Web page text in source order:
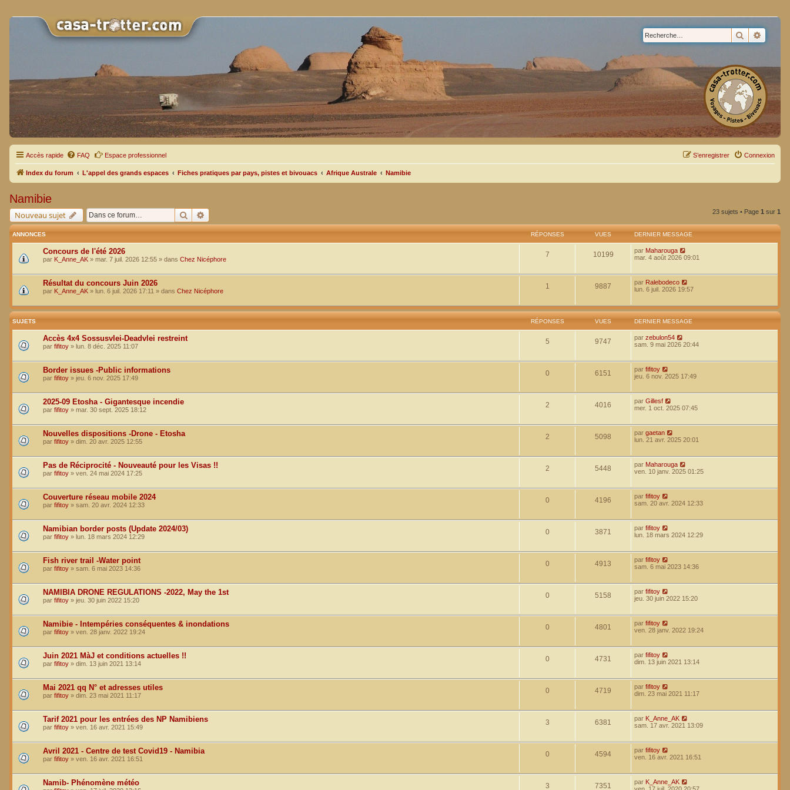
Rechercher
Accès rapide FAQ Espace professionnel Connexion
S’enregistrer
Index du forum L'appel des grands espaces Fiches pratiques par pays, pistes et bivouacs Afrique Australe Namibie
Namibie
Nouveau sujet Rechercher 23 sujets • Page 1 sur 1
ANNONCES RÉPONSES VUES DERNIER MESSAGE
Concours de l'été 2026
par K_Anne_AK » mar. 7 juil. 2026 12:55 » dans Chez Nicéphore
7 10199 par Maharouga
mar. 4 août 2026 09:01
Résultat du concours Juin 2026
par K_Anne_AK » lun. 6 juil. 2026 17:11 » dans Chez Nicéphore
1 9887 par Ralebodeco
lun. 6 juil. 2026 19:57
SUJETS RÉPONSES VUES DERNIER MESSAGE
Accès 4x4 Sossusvlei-Deadvlei restreint
par fifitoy » lun. 8 déc. 2025 11:07
5 9747 par zebulon54
sam. 9 mai 2026 20:44
Border issues -Public informations
par fifitoy » jeu. 6 nov. 2025 17:49
0 6151 par fifitoy
jeu. 6 nov. 2025 17:49
2025-09 Etosha - Gigantesque incendie
par fifitoy » mar. 30 sept. 2025 18:12
2 4016 par Gillesf
mer. 1 oct. 2025 07:45
Nouvelles dispositions -Drone - Etosha
par fifitoy » dim. 20 avr. 2025 12:55
2 5098 par gaetan
lun. 21 avr. 2025 20:01
Pas de Réciprocité - Nouveauté pour les Visas !!
par fifitoy » ven. 24 mai 2024 17:25
2 5448 par Maharouga
ven. 10 janv. 2025 01:25
Couverture réseau mobile 2024
par fifitoy » sam. 20 avr. 2024 12:33
0 4196 par fifitoy
sam. 20 avr. 2024 12:33
Namibian border posts (Update 2024/03)
par fifitoy » lun. 18 mars 2024 12:29
0 3871 par fifitoy
lun. 18 mars 2024 12:29
Fish river trail -Water point
par fifitoy » sam. 6 mai 2023 14:36
0 4913 par fifitoy
sam. 6 mai 2023 14:36
NAMIBIA DRONE REGULATIONS -2022, May the 1st
par fifitoy » jeu. 30 juin 2022 15:20
0 5158 par fifitoy
jeu. 30 juin 2022 15:20
Namibie - Intempéries conséquentes & inondations
par fifitoy » ven. 28 janv. 2022 19:24
0 4801 par fifitoy
ven. 28 janv. 2022 19:24
Juin 2021 MàJ et conditions actuelles !!
par fifitoy » dim. 13 juin 2021 13:14
0 4731 par fifitoy
dim. 13 juin 2021 13:14
Mai 2021 qq N° et adresses utiles
par fifitoy » dim. 23 mai 2021 11:17
0 4719 par fifitoy
dim. 23 mai 2021 11:17
Tarif 2021 pour les entrées des NP Namibiens
par fifitoy » ven. 16 avr. 2021 15:49
3 6381 par K_Anne_AK
sam. 17 avr. 2021 13:09
Avril 2021 - Centre de test Covid19 - Namibia
par fifitoy » ven. 16 avr. 2021 16:51
0 4594 par fifitoy
ven. 16 avr. 2021 16:51
Namib- Phénomène météo 3 7351 par K_Anne_AK
ven. 17 juil. 2020 20:57